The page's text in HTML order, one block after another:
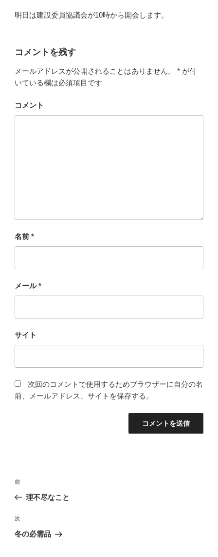
明日は建設委員協議会が10時から開会します。
コメントを残す
メールアドレスが公開されることはありません。 * が付
いている欄は必須項目です
コメント
名前 *
メール*
サイト
次回のコメントで使用するためブラウザーに自分の名
前、メールアドレス、サイトを保存する。
投
ビ
ゲ
前
の
稿
前
理不尽なこと
次
の
次
冬の必需品